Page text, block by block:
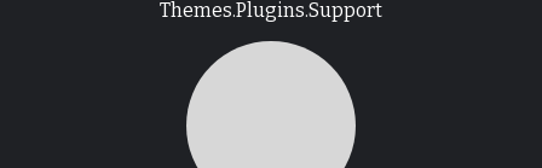
Themes.Plugins.Support